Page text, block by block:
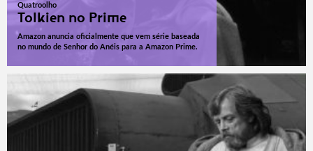
Quatroolho
Tolkien no Prime
Amazon anuncia oficialmente que vem série baseada
no mundo de Senhor do Anéis para a Amazon Prime.